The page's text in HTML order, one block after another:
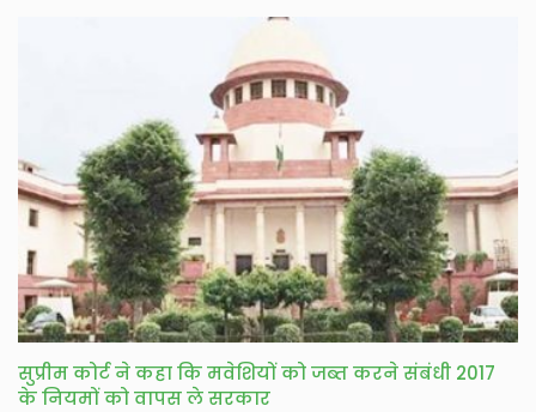
सुप्रीम कोर्ट ने कहा कि मवेशियों को जब्त करने संबंधी 2017
के नियमों को वापस ले सरकार